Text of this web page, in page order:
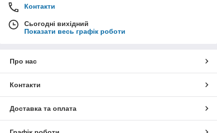
Контакти
Сьогодні вихідний
Показати весь графік роботи
Про нас
Контакти
Доставка та оплата